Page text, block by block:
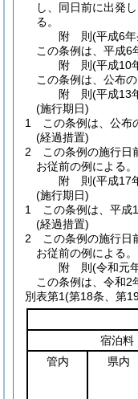
し、同日前に出発
る。
附 則(平成6年
この条例は、平成6
附 則(平成10
この条例は、公布
附 則(平成13
(施行期日)
1
この条例は、公布
(経過措置)
2
この条例の施行日
お従前の例による。
附 則(平成17
(施行期日)
1
この条例は、平成
(経過措置)
2
この条例の施行日
お従前の例による。
附 則(令和元
この条例は、令和2
別表第1(第18条、第
宿泊料
管内
県内